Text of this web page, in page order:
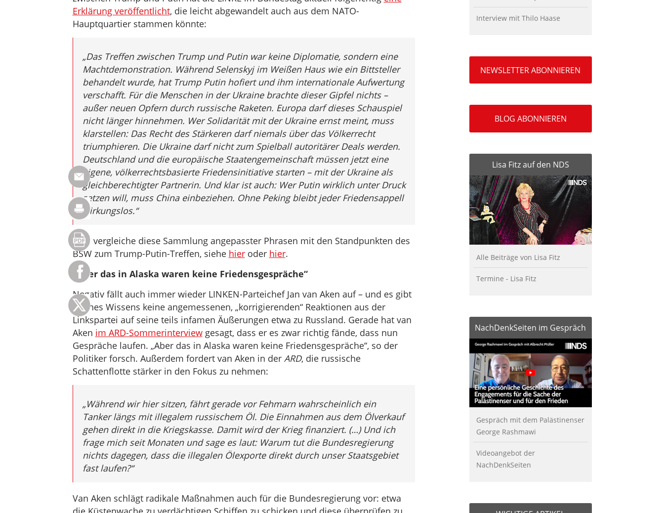
Erklärung veröffentlicht, die leicht abgewandelt auch aus dem NATO-
Hauptquartier stammen könnte:
„Das Treffen zwischen Trump und Putin war keine Diplomatie, sondern eine
Machtdemonstration. Während Selenskyj im Weißen Haus wie ein Bittsteller
behandelt wurde, hat Trump Putin hofiert und ihm internationale Aufwertung
verschafft. Für die Menschen in der Ukraine brachte dieser Gipfel nichts –
außer neuen Opfern durch russische Raketen. Europa darf dieses Schauspiel
nicht länger hinnehmen. Wer Solidarität mit der Ukraine ernst meint, muss
klarstellen: Das Recht des Stärkeren darf niemals über das Völkerrecht
triumphieren. Die Ukraine darf nicht zum Spielball autoritärer Deals werden.
Deutschland und die europäische Staatengemeinschaft müssen jetzt eine
eigene, völkerrechtsbasierte Friedensinitiative starten – mit der Ukraine als
gleichberechtigter Partnerin. Und klar ist auch: Wer Putin wirklich unter Druck
setzen will, muss China einbeziehen. Ohne Peking bleibt jeder Friedensappell
wirkungslos.“
Man vergleiche diese Sammlung angepasster Phrasen mit den Standpunkten des
BSW zum Trump-Putin-Treffen, siehe hieroder hier.
„Aber das in Alaska waren keine Friedensgespräche“
Negativ fällt auch immer wieder LINKEN-Parteichef Jan van Aken auf – und es gibt
meines Wissens keine angemessenen, „korrigierenden“ Reaktionen aus der
Linkspartei auf seine teils infamen Äußerungen etwa zu Russland. Gerade hat van
Aken im ARD-Sommerinterviewgesagt, dass er es zwar richtig fände, dass nun
Gespräche laufen. „Aber das in Alaska waren keine Friedensgespräche“, so der
Politiker forsch. Außerdem fordert van Aken in der ARD, die russische
Schattenflotte stärker in den Fokus zu nehmen:
„Während wir hier sitzen, fährt gerade vor Fehmarn wahrscheinlich ein
Tanker längs mit illegalem russischem Öl. Die Einnahmen aus dem Ölverkauf
gehen direkt in die Kriegskasse. Damit wird der Krieg finanziert. (…) Und ich
frage mich seit Monaten und sage es laut: Warum tut die Bundesregierung
nichts dagegen, dass die illegalen Ölexporte direkt durch unser Staatsgebiet
fast laufen?“
Van Aken schlägt radikale Maßnahmen auch für die Bundesregierung vor: etwa
Interview mit Thilo Haase
NEWSLETTER ABONNIEREN
BLOG ABONNIEREN
Lisa Fitz auf den NDS
Alle Beiträge von Lisa Fitz
Termine - Lisa Fitz
NachDenkSeiten im Gespräch
Gespräch mit dem Palästinenser
George Rashmawi
Videoangebot der
NachDenkSeiten